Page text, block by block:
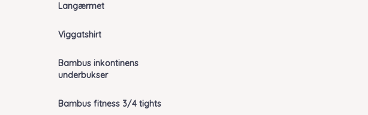
Langærmet
Viggatshirt
Bambus inkontinens
underbukser
Bambus fitness 3/4 tights